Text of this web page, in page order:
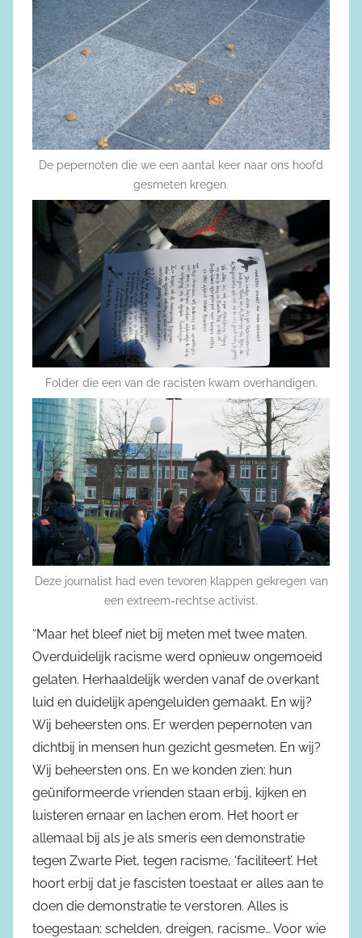
De pepernoten die we een aantal keer naar ons hoofd
gesmeten kregen.
Folder die een van de racisten kwam overhandigen.
Deze journalist had even tevoren klappen gekregen van
een extreem-rechtse activist.
“Maar het bleef niet bij meten met twee maten.
Overduidelijk racisme werd opnieuw ongemoeid
gelaten. Herhaaldelijk werden vanaf de overkant
luid en duidelijk apengeluiden gemaakt. En wij?
Wij beheersten ons. Er werden pepernoten van
dichtbij in mensen hun gezicht gesmeten. En wij?
Wij beheersten ons. En we konden zien: hun
geüniformeerde vrienden staan erbij, kijken en
luisteren ernaar en lachen erom. Het hoort er
allemaal bij als je als smeris een demonstratie
tegen Zwarte Piet, tegen racisme, ‘faciliteert’. Het
hoort erbij dat je fascisten toestaat er alles aan te
doen die demonstratie te verstoren. Alles is
toegestaan: schelden, dreigen, racisme… Voor wie